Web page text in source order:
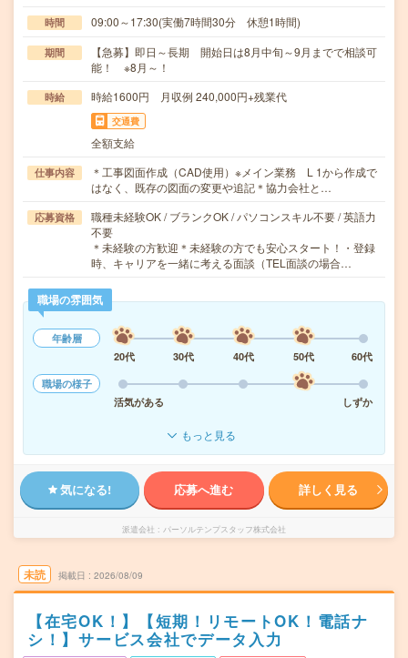
時間 09:00～17:30(実働7時間30分 休憩1時間)
期間
【急募】即日～長期 開始日は8月中旬～9月までで相談可
能！ ※8月～！
時給 時給1600円 月収例 240,000円+残業代
交通費
全額支給
仕事内容
＊工事図面作成（CAD使用）※メイン業務 L 1から作成で
はなく、既存の図面の変更や追記＊協力会社と…
応募資格
職種未経験OK / ブランクOK / パソコンスキル不要 / 英語力
不要
＊未経験の方歓迎＊未経験の方でも安心スタート！・登録
時、キャリアを一緒に考える面談（TEL面談の場合…
職場の雰囲気
年齢層
20代
30代 40代 50代
60代
職場の様子
活気がある
しずか
もっと見る
気になる! 応募へ進む 詳しく見る
派遣会社 パーソルテンプスタッフ株式会社
未読 掲載日 2026/08/09
【在宅OK！】【短期！リモートOK！電話ナ
シ！】サービス会社でデータ入力